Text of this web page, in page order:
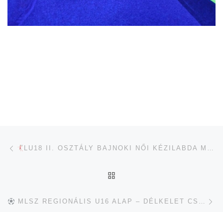
Navigálás a bejegyzések között
LU18 II. OSZTÁLY BAJNOKI NŐI KÉZILABDA MÉRKŐZÉS
MLSZ REGIONÁLIS U16 ALAP – DÉLKELET CSOPORT